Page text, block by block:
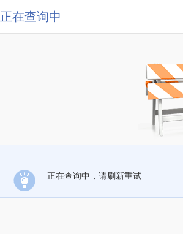
正在查询中
正在查询中，请刷新重试